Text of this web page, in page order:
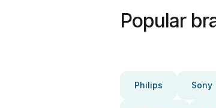
Popular
Philips Sony